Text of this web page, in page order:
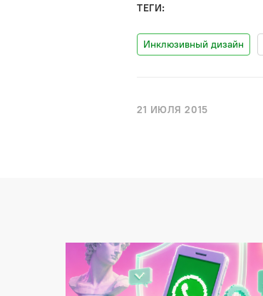
ТЕГИ:
Инклюзивный дизайн
21 ИЮЛЯ 2015